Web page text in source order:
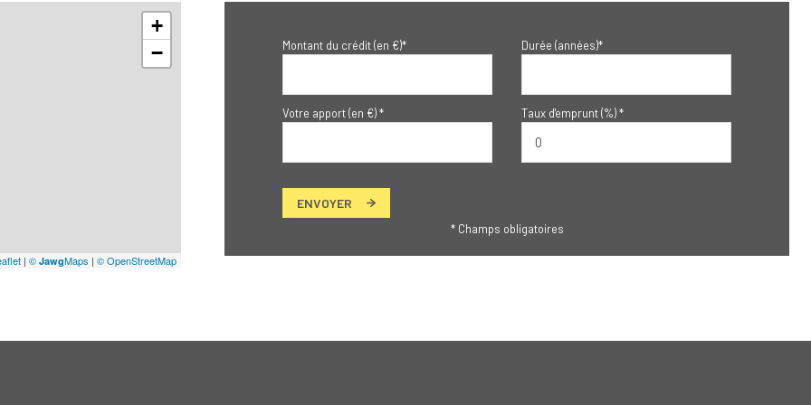
+
−
| © JawgMaps | © OpenStreetMap
Montant du crédit (en €)* Durée (années)*
Votre apport (en €) * Taux d'emprunt (%) *
ENVOYER
* Champs obligatoires